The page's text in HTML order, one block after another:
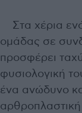
Στα χέρια
ομάδας σε
προσφέρει
φυσιολογική
ένα ανώδυνο
αρθροπλαστική